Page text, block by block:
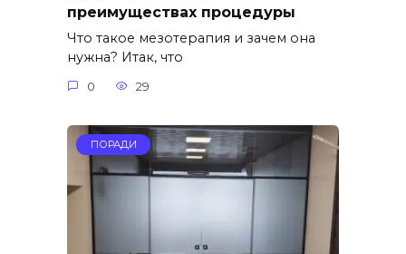
преимуществах процедуры
Что такое мезотерапия и зачем она
нужна? Итак, что
0 29
ПОРАДИ